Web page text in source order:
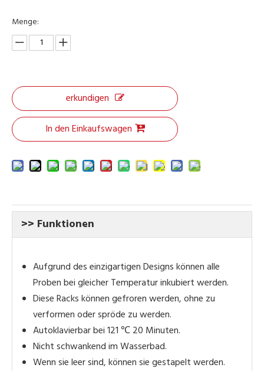
Menge:
erkundigen
In den Einkaufswagen
>> Funktionen
Aufgrund des einzigartigen Designs können alle
Proben bei gleicher Temperatur inkubiert werden.
Diese Racks können gefroren werden, ohne zu
verformen oder spröde zu werden.
Autoklavierbar bei 121 ℃ 20 Minuten.
Nicht schwankend im Wasserbad.
Wenn sie leer sind, können sie gestapelt werden.